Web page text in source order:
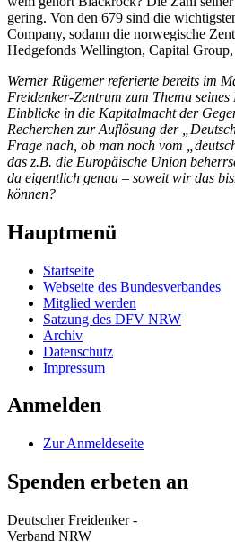
gering. Von den 679 sind die
Company, sodann die norwegische
Hedgefonds Wellington, Capital Group,
Werner Rügemer referierte bereits im
Freidenker-Zentrum zum Thema
Einblicke in die Kapitalmacht der
Recherchen zur Auflösung der
Frage nach, ob man noch vom
das z.B. die Europäische Union
da eigentlich genau – soweit wir das
können?
Hauptmenü
Startseite
Webseite des Bundesverbandes
Mitglied werden
Satzung des DFV NRW
Archiv
Datenschutz
Impressum
Anmelden
Zur Anmeldeseite
Spenden erbeten an
Deutscher Freidenker -
Verband NRW